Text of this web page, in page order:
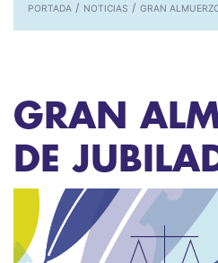
PORTADA / NOTICIAS / GRAN
GRAN
DE